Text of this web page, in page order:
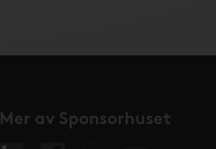
Mer av Sponsorhuset